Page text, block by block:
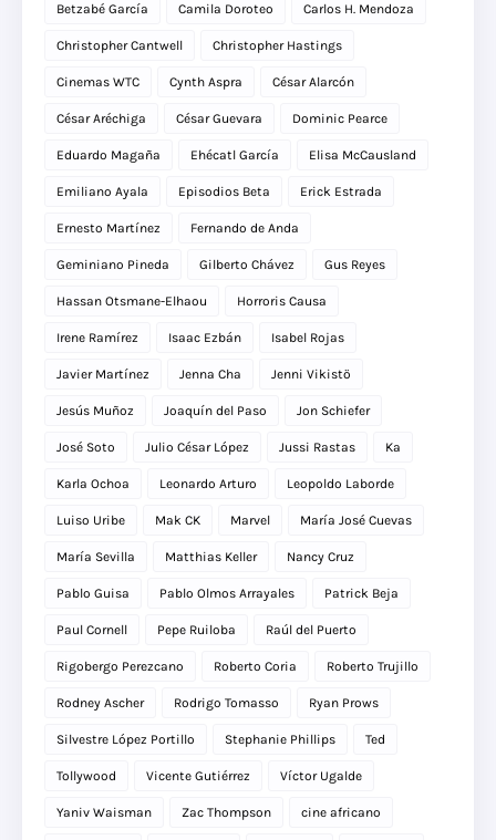
Betzabé García Camila Doroteo Carlos H. Mendoza
Christopher Cantwell Christopher Hastings
Cinemas WTC Cynth Aspra César Alarcón
César Aréchiga César Guevara Dominic Pearce
Eduardo Magaña Ehécatl García Elisa McCausland
Emiliano Ayala Episodios Beta Erick Estrada
Ernesto Martínez Fernando de Anda
Geminiano Pineda Gilberto Chávez Gus Reyes
Hassan Otsmane-Elhaou Horroris Causa
Irene Ramírez Isaac Ezbán Isabel Rojas
Javier Martínez Jenna Cha Jenni Vikistö
Jesús Muñoz Joaquín del Paso Jon Schiefer
José Soto Julio César López Jussi Rastas Ka
Karla Ochoa Leonardo Arturo Leopoldo Laborde
Luiso Uribe Mak CK Marvel María José Cuevas
María Sevilla Matthias Keller Nancy Cruz
Pablo Guisa Pablo Olmos Arrayales Patrick Beja
Paul Cornell Pepe Ruiloba Raúl del Puerto
Rigobergo Perezcano Roberto Coria Roberto Trujillo
Rodney Ascher Rodrigo Tomasso Ryan Prows
Silvestre López Portillo Stephanie Phillips Ted
Tollywood Vicente Gutiérrez Víctor Ugalde
Yaniv Waisman Zac Thompson cine africano